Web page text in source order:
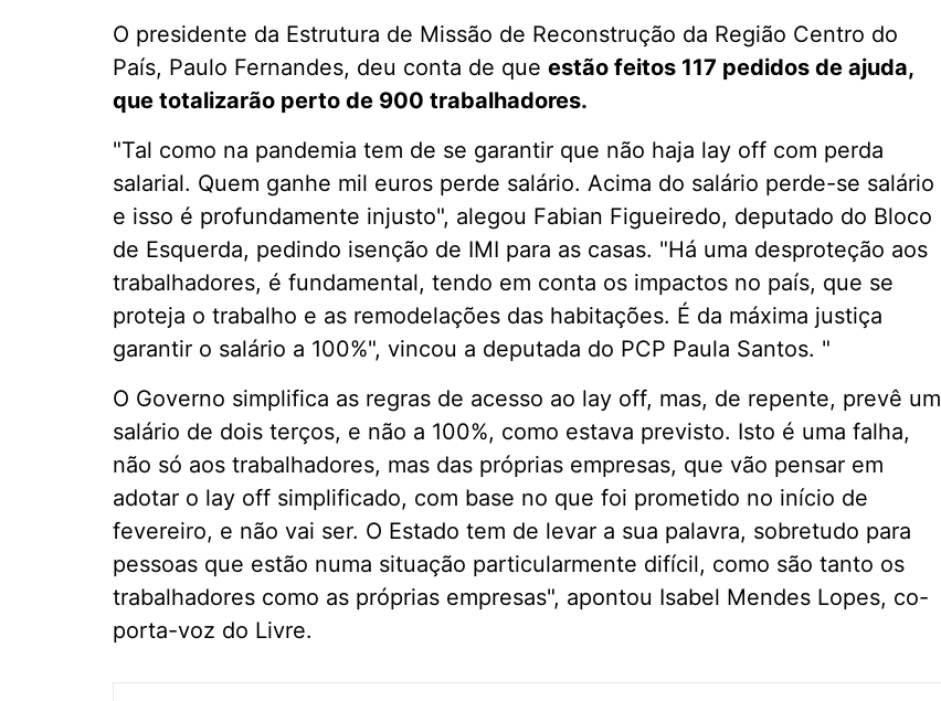
O presidente da Estrutura de Missão de Reconstrução da Região Centro do
País, Paulo Fernandes, deu conta de que estão feitos 117 pedidos de ajuda,
que totalizarão perto de 900 trabalhadores.
"Tal como na pandemia tem de se garantir que não haja lay off com perda
salarial. Quem ganhe mil euros perde salário. Acima do salário perde-se salário
e isso é profundamente injusto", alegou Fabian Figueiredo, deputado do Bloco
de Esquerda, pedindo isenção de IMI para as casas. "Há uma desproteção aos
trabalhadores, é fundamental, tendo em conta os impactos no país, que se
proteja o trabalho e as remodelações das habitações. É da máxima justiça
garantir o salário a 100%", vincou a deputada do PCP Paula Santos. "
O Governo simplifica as regras de acesso ao lay off, mas, de repente, prevê um
salário de dois terços, e não a 100%, como estava previsto. Isto é uma falha,
não só aos trabalhadores, mas das próprias empresas, que vão pensar em
adotar o lay off simplificado, com base no que foi prometido no início de
fevereiro, e não vai ser. O Estado tem de levar a sua palavra, sobretudo para
pessoas que estão numa situação particularmente difícil, como são tanto os
trabalhadores como as próprias empresas", apontou Isabel Mendes Lopes, co-
porta-voz do Livre.